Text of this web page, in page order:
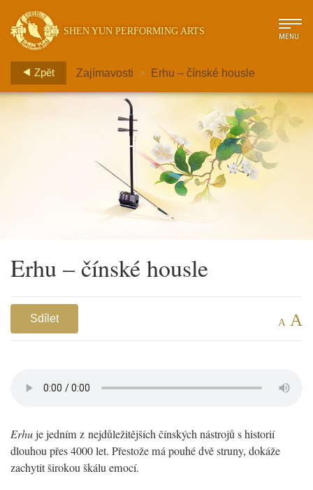
SHEN YUN PERFORMING ARTS
MENU
Zpět Zajímavosti > Erhu – čínské housle
Erhu – čínské housle
Sdílet A A
Erhuje jedním z nejdůležitějších čínských nástrojů s historií
dlouhou přes 4000 let. Přestože má pouhé dvě struny, dokáže
zachytit širokou škálu emocí.